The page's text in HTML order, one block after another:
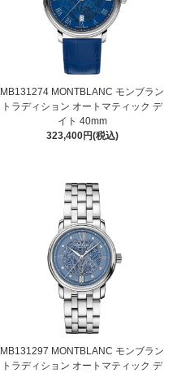
MB131274 MONTBLANC モンブラン
トラディション オートマティック デ
イト 40mm
323,400円(税込)
MB131297 MONTBLANC モンブラン
トラディション オートマティック デ